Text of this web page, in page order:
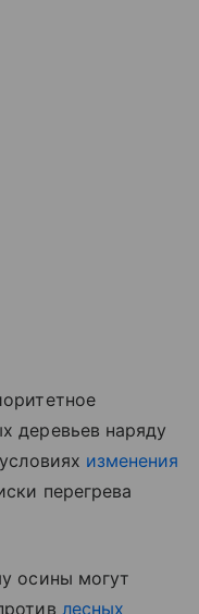
деревьев наряду
изменения
перегрева
осины могут
лесных